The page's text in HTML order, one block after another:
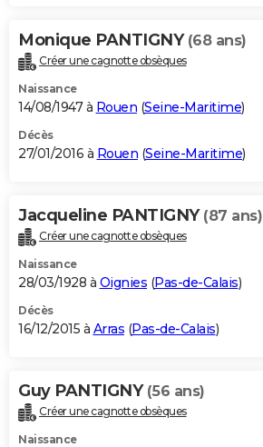
Monique PANTIGNY (68 ans)
Créer une cagnotte obsèques
Naissance
14/08/1947 à Rouen (Seine-Maritime)
Décès
27/01/2016 à Rouen (Seine-Maritime)
Jacqueline PANTIGNY (87 ans)
Créer une cagnotte obsèques
Naissance
28/03/1928 à Oignies (Pas-de-Calais)
Décès
16/12/2015 à Arras (Pas-de-Calais)
Guy PANTIGNY (56 ans)
Créer une cagnotte obsèques
Naissance